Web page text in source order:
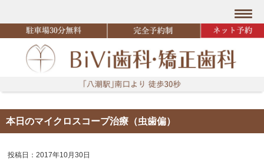
本日のマイクロスコープ治療（虫歯偏）
投稿日：2017年10月30日